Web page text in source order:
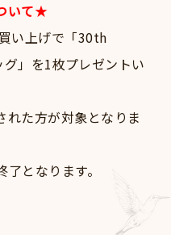
いて★
い上げで「30th
」を1枚プレゼントい
れた方が対象となりま
となります。